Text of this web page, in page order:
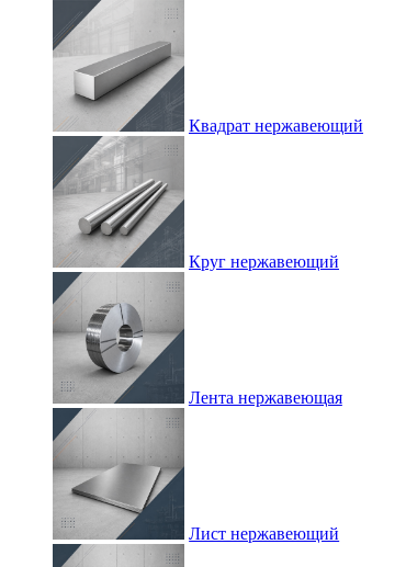
Квадрат нержавеющий
Круг нержавеющий
Лента нержавеющая
Лист нержавеющий